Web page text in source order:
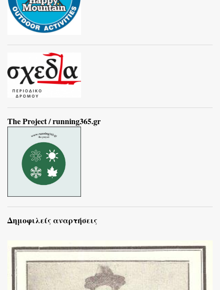
The Project / running365.gr
Δημοφιλείς αναρτήσεις